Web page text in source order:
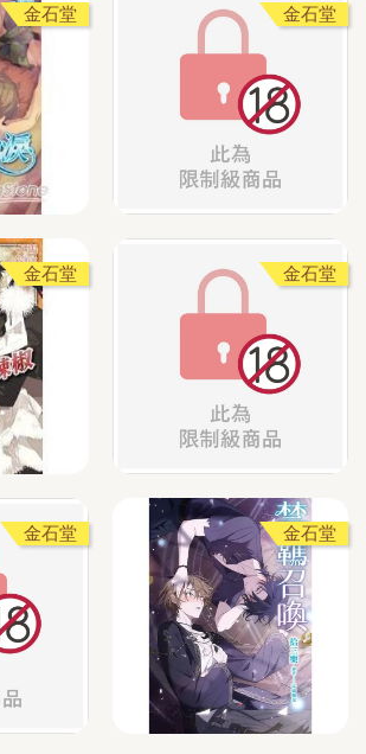
金石堂 金石堂
金石堂 金石堂
金石堂 金石堂